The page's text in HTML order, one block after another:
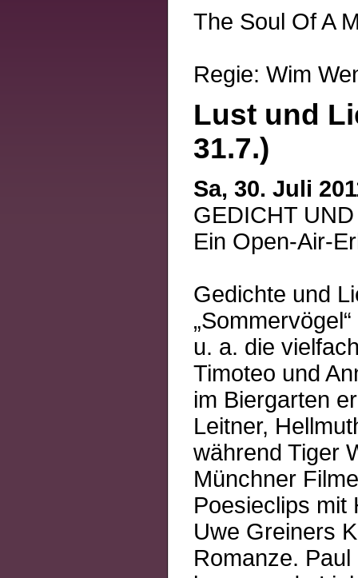
The Soul Of A
Regie: Wim
Lust und
31.7.)
Sa, 30. Juli
GEDICHT
Ein Open-Air-
Gedichte und
u. a. die
Timoteo und
im Biergarten
Leitner,
während Tiger
Münchner
Poesieclips mit
Uwe Greiners
Romanze. Paul